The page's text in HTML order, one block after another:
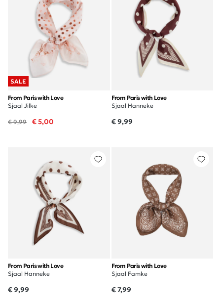
SALE
From Paris with Love
Sjaal Jilke
€ 9,99 € 5,00
From Paris with Love
Sjaal Hanneke
€ 9,99
From Paris with Love
Sjaal Hanneke
€ 9,99
From Paris with Love
Sjaal Famke
€ 7,99